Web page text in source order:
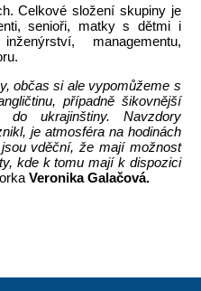
Celkové složení skupiny je
senioři, matky s dětmi i
managementu,
občas si ale vypomůžeme s
případně šikovnější
do ukrajinštiny. Navzdory
je atmosféra na hodinách
vděční, že mají možnost
kde k tomu mají k dispozici
Veronika Galačová.